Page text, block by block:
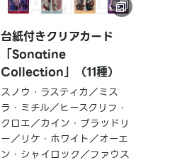
台紙付きクリアカード
「Sonatine
Collection」（11種）
スノウ・ラスティカ／ミス
ラ・ミチル／ヒースクリフ・
クロエ／カイン・ブラッドリ
ー／リケ・ホワイト／オーエ
ン・シャイロック／ファウス